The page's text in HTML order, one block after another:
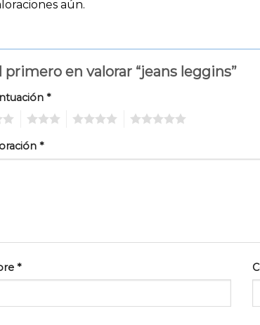
aún.
primero en valorar “jeans leggins”
*
*
*